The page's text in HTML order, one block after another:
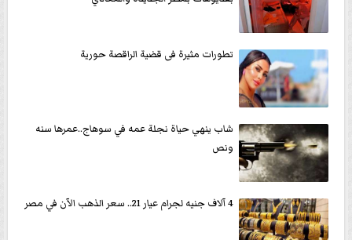
تطورات مثيرة فى قضية الراقصة حورية
شاب ينهي حياة نجلة عمه في سوهاج..عمرها سنه
ونص
4 آلاف جنيه لجرام عيار 21.. سعر الذهب الآن في مصر